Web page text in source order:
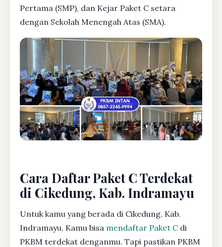
Pertama (SMP), dan Kejar Paket C setara
dengan Sekolah Menengah Atas (SMA).
Cara Daftar Paket C Terdekat
di Cikedung, Kab. Indramayu
Untuk kamu yang berada di Cikedung, Kab.
Indramayu, Kamu bisa mendaftar Paket C di
PKBM terdekat denganmu. Tapi pastikan PKBM